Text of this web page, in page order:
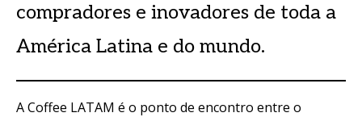
compradores e inovadores de toda a
América Latina e do mundo.
A Coffee LATAM é o ponto de encontro entre o